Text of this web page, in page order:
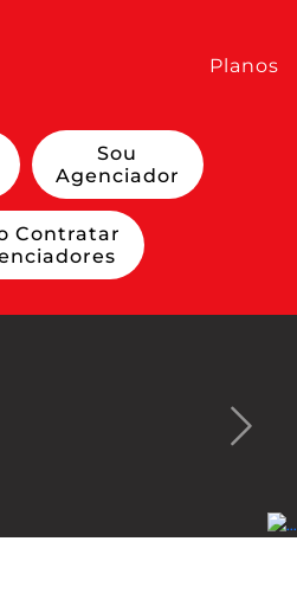
Planos
Sou
Agenciador
Contratar
Next